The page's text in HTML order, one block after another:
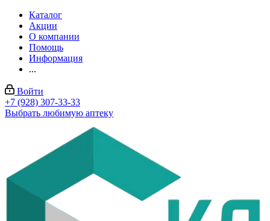
Каталог
Акции
О компании
Помощь
Информация
...
Войти
+7 (928) 307-33-33
Выбрать любимую аптеку